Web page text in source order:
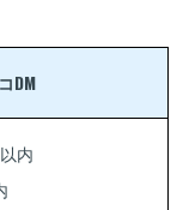
DM
内